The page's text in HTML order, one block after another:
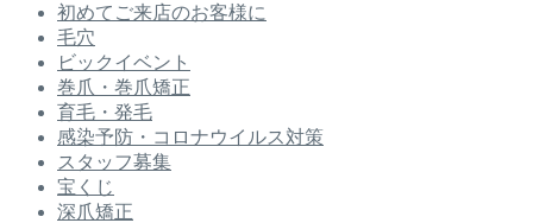
初めてご来店のお客様に
毛穴
ビックイベント
巻爪・巻爪矯正
育毛・発毛
感染予防・コロナウイルス対策
スタッフ募集
宝くじ
深爪矯正